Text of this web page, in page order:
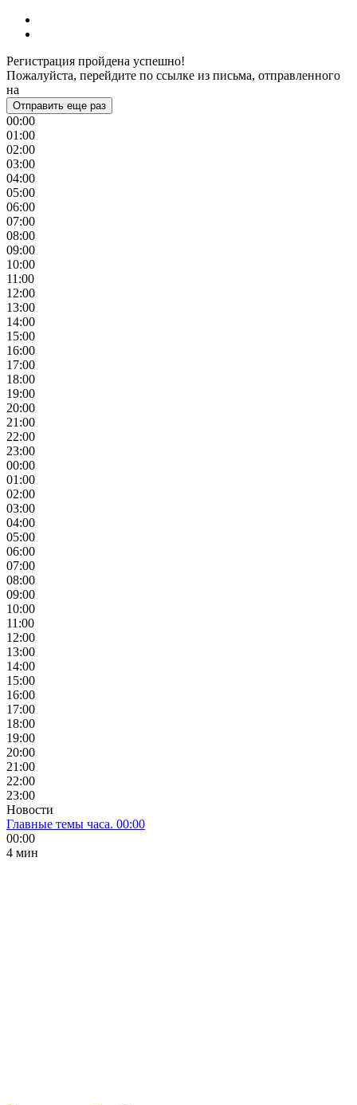
Регистрация пройдена успешно!
Пожалуйста, перейдите по ссылке из письма, отправленного
на
Отправить еще раз
00:00
01:00
02:00
03:00
04:00
05:00
06:00
07:00
08:00
09:00
10:00
11:00
12:00
13:00
14:00
15:00
16:00
17:00
18:00
19:00
20:00
21:00
22:00
23:00
00:00
01:00
02:00
03:00
04:00
05:00
06:00
07:00
08:00
09:00
10:00
11:00
12:00
13:00
14:00
15:00
16:00
17:00
18:00
19:00
20:00
21:00
22:00
23:00
Новости
Главные темы часа. 00:00
00:00
4 мин